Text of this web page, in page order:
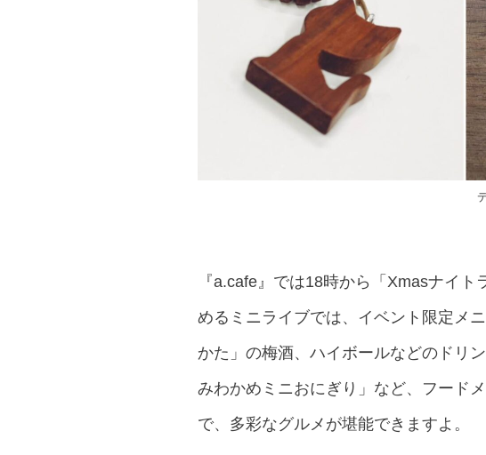
『a.cafe』では18時から「Xmasナイ
めるミニライブでは、イベント限定メ
かた」の梅酒、ハイボールなどのドリ
みわかめミニおにぎり」など、フード
で、多彩なグルメが堪能できますよ。